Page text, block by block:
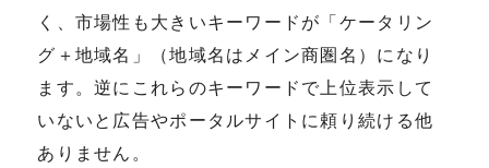
く、市場性も大きいキーワードが「ケータリン
グ＋地域名」（地域名はメイン商圏名）になり
ます。逆にこれらのキーワードで上位表示して
いないと広告やポータルサイトに頼り続ける他
ありません。